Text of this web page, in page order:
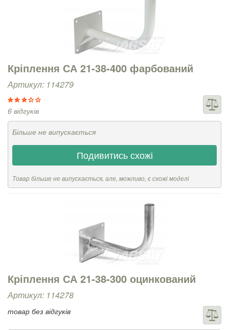
Кріплення СА 21-38-400 фарбований
Артикул: 114279
6 відгуків
Більше не випускається
Подивитись схожі
Товар більше не випускається, але, можливо, є схожі моделі
Кріплення СА 21-38-300 оцинкований
Артикул: 114278
товар без відгуків